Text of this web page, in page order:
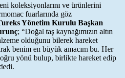
koleksiyonlarını ve ürünlerini
fuarlarında göz
Yönetim Kurulu Başkan
; “Doğal taş kaynağımızın altın
olduğunu bilerek hareket
benim en büyük amacım bu. Her
yönü bulup, birlikte hareket edip